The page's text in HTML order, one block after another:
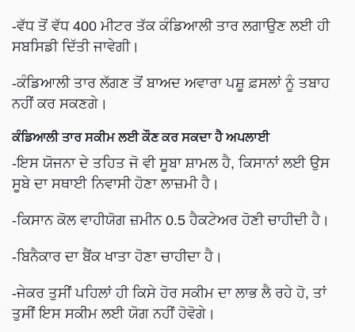
-ਵੱਧ ਤੋਂ ਵੱਧ 400 ਮੀਟਰ ਤੱਕ ਕੰਡਿਆਲੀ ਤਾਰ ਲਗਾਉਣ ਲਈ ਹੀ
ਸਬਸਿਡੀ ਦਿੱਤੀ ਜਾਵੇਗੀ।
-ਕੰਡਿਆਲੀ ਤਾਰ ਲੱਗਣ ਤੋਂ ਬਾਅਦ ਅਵਾਰਾ ਪਸ਼ੂ ਫ਼ਸਲਾਂ ਨੂੰ ਤਬਾਹ
ਨਹੀਂ ਕਰ ਸਕਣਗੇ।
ਕੰਡਿਆਲੀ ਤਾਰ ਸਕੀਮ ਲਈ ਕੌਣ ਕਰ ਸਕਦਾ ਹੈ ਅਪਲਾਈ
-ਇਸ ਯੋਜਨਾ ਦੇ ਤਹਿਤ ਜੋ ਵੀ ਸੂਬਾ ਸ਼ਾਮਲ ਹੈ, ਕਿਸਾਨਾਂ ਲਈ ਉਸ
ਸੂਬੇ ਦਾ ਸਥਾਈ ਨਿਵਾਸੀ ਹੋਣਾ ਲਾਜ਼ਮੀ ਹੈ।
-ਕਿਸਾਨ ਕੋਲ ਵਾਹੀਯੋਗ ਜ਼ਮੀਨ 0.5 ਹੈਕਟੇਅਰ ਹੋਣੀ ਚਾਹੀਦੀ ਹੈ।
-ਬਿਨੈਕਾਰ ਦਾ ਬੈਂਕ ਖਾਤਾ ਹੋਣਾ ਚਾਹੀਦਾ ਹੈ।
-ਜੇਕਰ ਤੁਸੀਂ ਪਹਿਲਾਂ ਹੀ ਕਿਸੇ ਹੋਰ ਸਕੀਮ ਦਾ ਲਾਭ ਲੈ ਰਹੇ ਹੋ, ਤਾਂ
ਤੁਸੀਂ ਇਸ ਸਕੀਮ ਲਈ ਯੋਗ ਨਹੀਂ ਹੋਵੋਗੇ।